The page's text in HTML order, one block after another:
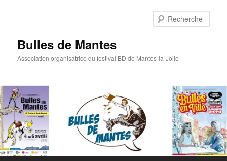
Bulles de Mantes
Association organisatrice du festival BD de Mantes-la-Jolie